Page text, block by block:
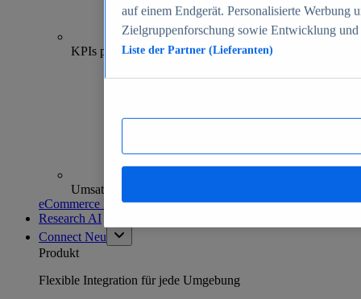
70+
KPIs pro Shop
Umsatzanalysen und -prognosen
eCommerce Insights entdecken
Research AI
Connect Neu
Produkt
Flexible Integration für jede Umgebung
auf einem Endgerät. Personalisierte Werbung
Zielgruppenforschung sowie Entwicklung
Liste der Partner (Lieferanten)